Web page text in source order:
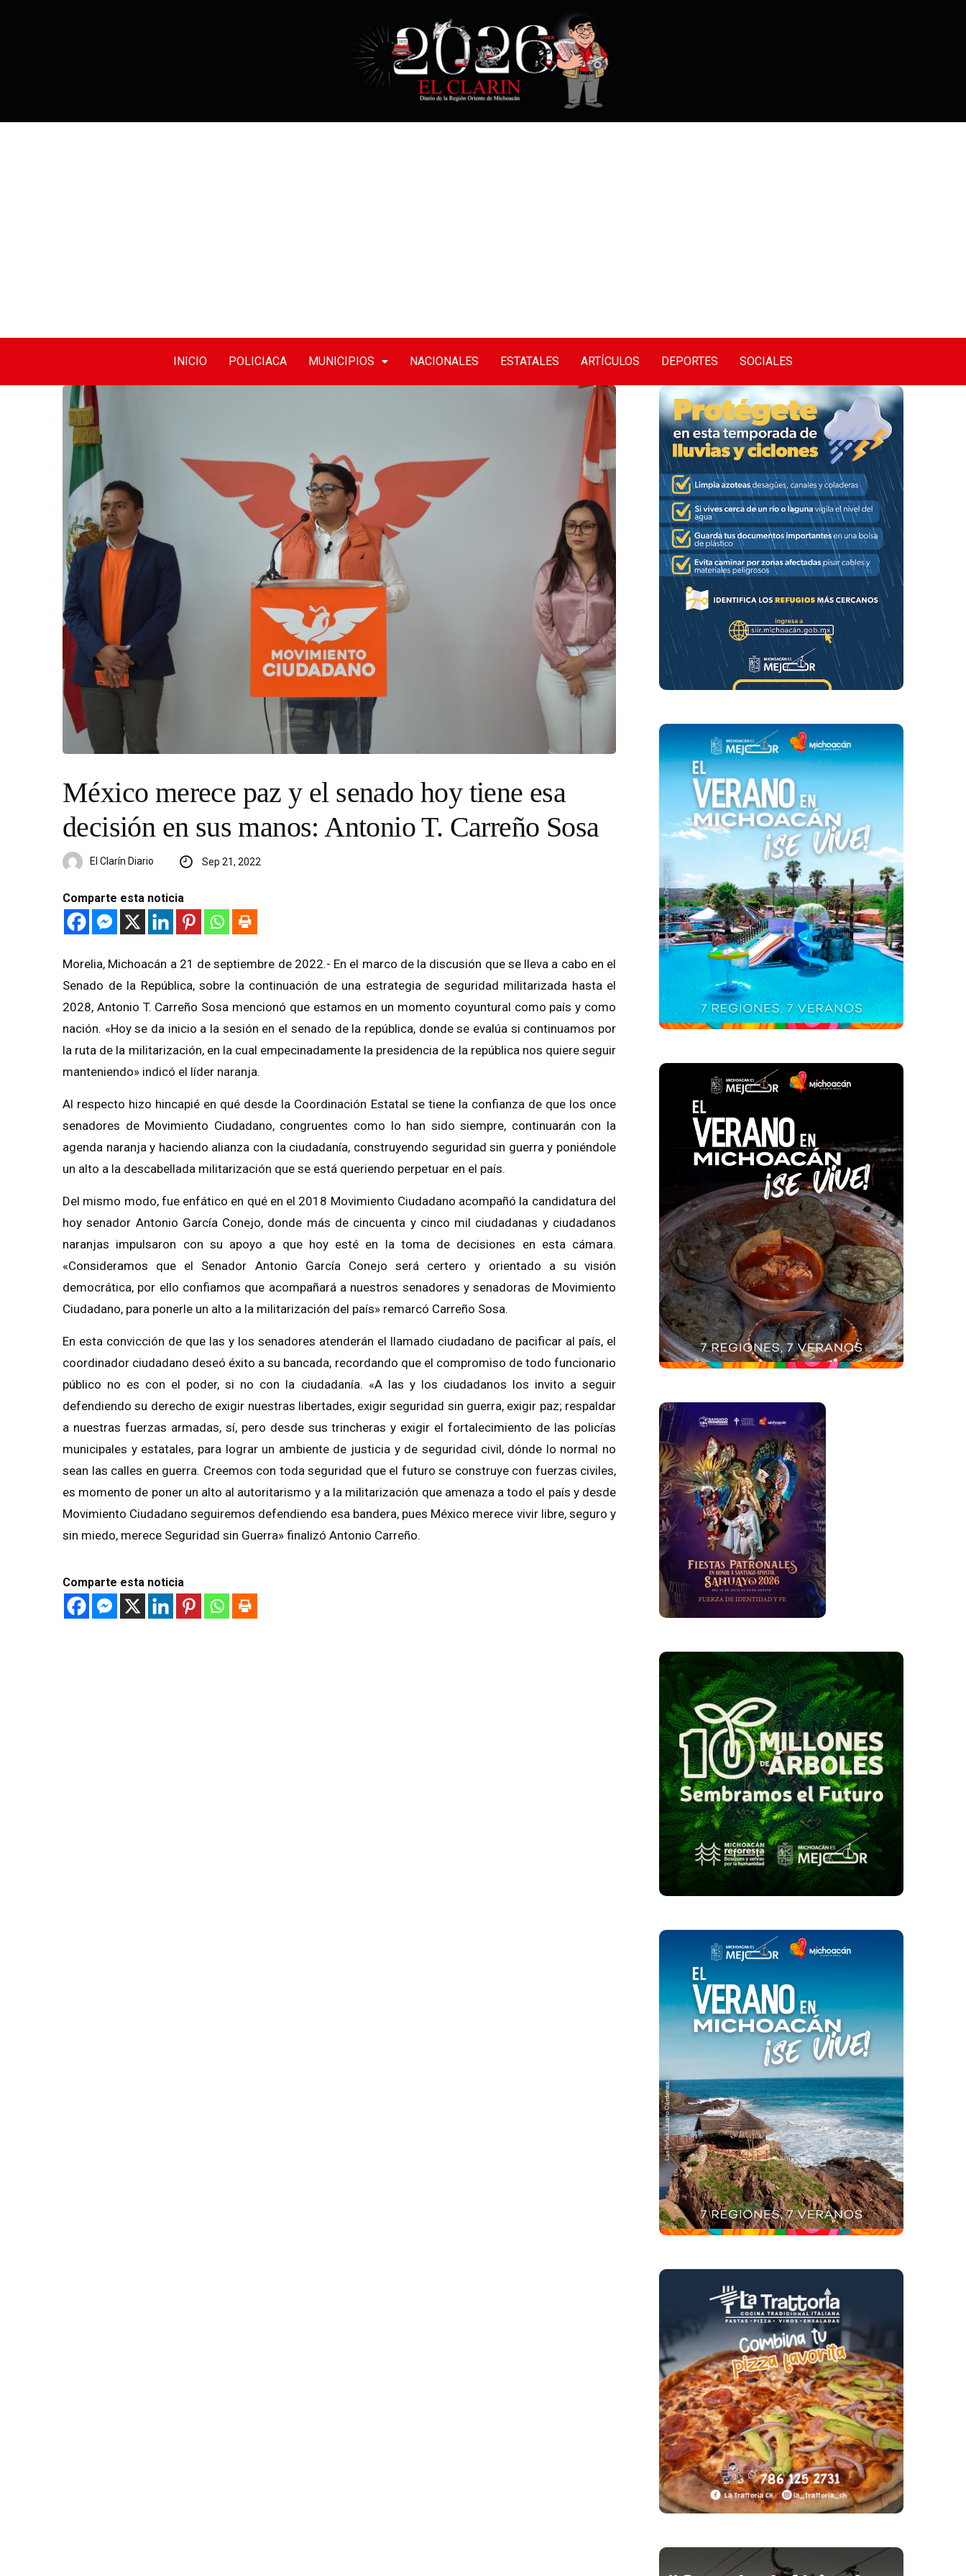
INICIO POLICIACA MUNICIPIOS NACIONALES ESTATALES ARTÍCULOS DEPORTES SOCIALES
México merece paz y el senado hoy tiene esa
decisión en sus manos: Antonio T. Carreño Sosa
El Clarín Diario Sep 21, 2022
Comparte esta noticia
Morelia, Michoacán a 21 de septiembre de 2022.- En el marco de la discusión que se lleva a cabo en el
Senado de la República, sobre la continuación de una estrategia de seguridad militarizada hasta el
2028, Antonio T. Carreño Sosa mencionó que estamos en un momento coyuntural como país y como
nación. «Hoy se da inicio a la sesión en el senado de la república, donde se evalúa si continuamos por
la ruta de la militarización, en la cual empecinadamente la presidencia de la república nos quiere seguir
manteniendo» indicó el líder naranja.
Al respecto hizo hincapié en qué desde la Coordinación Estatal se tiene la confianza de que los once
senadores de Movimiento Ciudadano, congruentes como lo han sido siempre, continuarán con la
agenda naranja y haciendo alianza con la ciudadanía, construyendo seguridad sin guerra y poniéndole
un alto a la descabellada militarización que se está queriendo perpetuar en el país.
Del mismo modo, fue enfático en qué en el 2018 Movimiento Ciudadano acompañó la candidatura del
hoy senador Antonio García Conejo, donde más de cincuenta y cinco mil ciudadanas y ciudadanos
naranjas impulsaron con su apoyo a que hoy esté en la toma de decisiones en esta cámara.
«Consideramos que el Senador Antonio García Conejo será certero y orientado a su visión
democrática, por ello confiamos que acompañará a nuestros senadores y senadoras de Movimiento
Ciudadano, para ponerle un alto a la militarización del país» remarcó Carreño Sosa.
En esta convicción de que las y los senadores atenderán el llamado ciudadano de pacificar al país, el
coordinador ciudadano deseó éxito a su bancada, recordando que el compromiso de todo funcionario
público no es con el poder, si no con la ciudadanía. «A las y los ciudadanos los invito a seguir
defendiendo su derecho de exigir nuestras libertades, exigir seguridad sin guerra, exigir paz; respaldar
a nuestras fuerzas armadas, sí, pero desde sus trincheras y exigir el fortalecimiento de las policías
municipales y estatales, para lograr un ambiente de justicia y de seguridad civil, dónde lo normal no
sean las calles en guerra. Creemos con toda seguridad que el futuro se construye con fuerzas civiles,
es momento de poner un alto al autoritarismo y a la militarización que amenaza a todo el país y desde
Movimiento Ciudadano seguiremos defendiendo esa bandera, pues México merece vivir libre, seguro y
sin miedo, merece Seguridad sin Guerra» finalizó Antonio Carreño.
Comparte esta noticia